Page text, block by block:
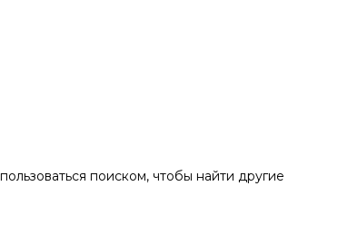
поиском, чтобы найти другие